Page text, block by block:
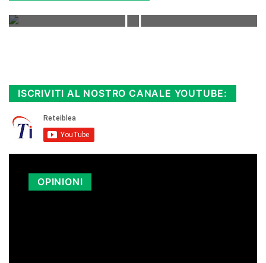
ISCRIVITI AL NOSTRO CANALE YOUTUBE:
OPINIONI